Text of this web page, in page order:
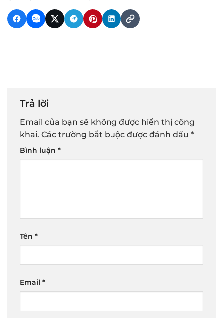
Trả lời
Email của bạn sẽ không được hiển thị công
khai. Các trường bắt buộc được đánh dấu *
Bình luận *
Tên *
Email *